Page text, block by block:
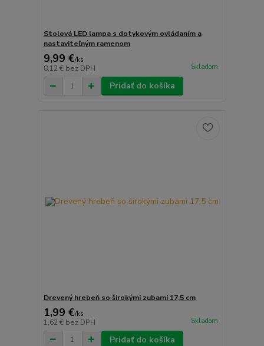
Stolová LED lampa s dotykovým ovládaním a
nastaviteľným ramenom
9,99 €/ks
8,12 € bez DPH Skladom
Pridať do košíka
Drevený hrebeň so širokými zubami 17,5 cm
1,99 €/ks
1,62 € bez DPH Skladom
Pridať do košíka